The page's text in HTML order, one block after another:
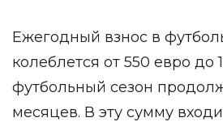
Ежегодный взнос в
колеблется от 550 евро до
футбольный сезон
месяцев. В эту сумму